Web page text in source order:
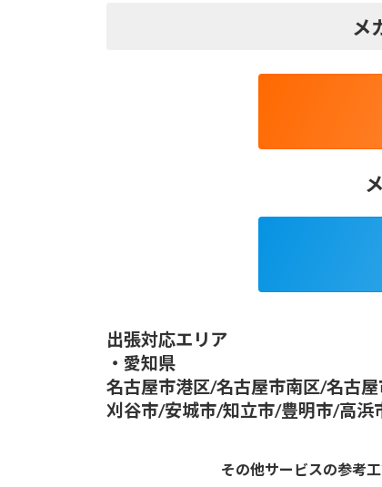
メ
出張対応エリア
・愛知県
名古屋市港区/名古屋市南区/名古
刈谷市/安城市/知立市/豊明市/高浜
その他サービスの参考